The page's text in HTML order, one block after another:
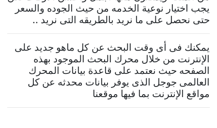
يجب اختيار نوعية الخدمه من حيث الجوده والسعر
حتى نحصل على ما نريد بالطريقه التى نريد ..
يمكنك فى أى وقت البحث عن كل ماهو جديد على
الإنترنت من خلال محرك البحث الموجود بهذه
الصفحه حيث نعتمد على قاعدة بيانات المحرك
العالمى جوجل الذى يوفر بيانات محدثه عن كل
مواقع الإنترنت بما فيها موقعنا